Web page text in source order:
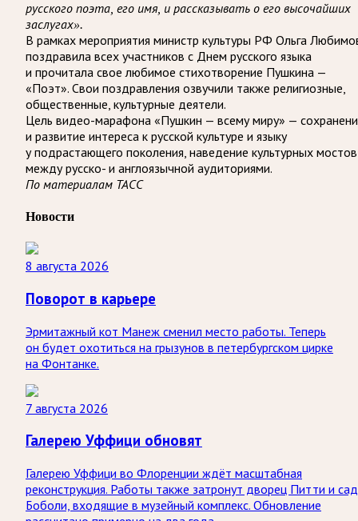
русского поэта, его имя, и рассказывать о его высочайших
заслугах».
В рамках мероприятия министр культуры РФ Ольга
поздравила всех участников с Днем русского языка
и прочитала свое любимое стихотворение Пушкина —
«Поэт». Свои поздравления озвучили также религиозные,
общественные, культурные деятели.
Цель видео-марафона «Пушкин — всему миру» —
и развитие интереса к русской культуре и языку
у подрастающего поколения, наведение культурных мостов
между русско- и англоязычной аудиториями.
По материалам ТАСС
Новости
8 августа 2026
Поворот в карьере
Эрмитажный кот Манеж сменил место работы. Теперь
он будет охотиться на грызунов в петербургском цирке
на Фонтанке.
7 августа 2026
Галерею Уффици обновят
Галерею Уффици во Флоренции ждёт масштабная
реконструкция. Работы также затронут дворец Питти и
Боболи, входящие в музейный комплекс. Обновление